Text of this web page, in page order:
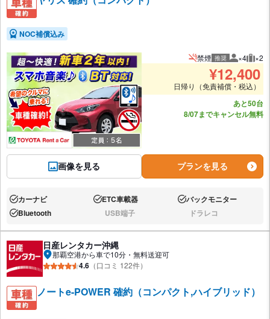
NOC補償込み
画像を見る
禁煙 推奨 推奨人数
×4 推
×2
¥12,400
日帰り（免責補償・税込）
あと50台
8/07までキャンセル無料
プランを見る
あり:カーナビ あり:ETC車載器 あり:バックモニター
あり:Bluetooth なし:USB端子 なし:ドラレコ
日産レンタカー沖縄
那覇空港から車で10分・無料送迎可
4.6 （口コミ 122件）
ノートe-POWER 確約（コンパクト,ハイブリッド）